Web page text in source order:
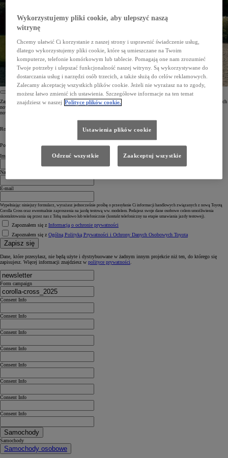
Zapisz się do newslettera, aby otrzymać dostęp do ekskluzywnych treści, w tym zapowiedzi i ofert dotyczących
nowej Toyoty Corolli Cross. Dołącz do wspólnej, ekscytującej podróży w przyszłość i nie przegap żadnej
nowości!
Rozpocznij ekscytującą podróż. Zapisz się do newslettera Toyoty już dziś.
Powiedz nam coś o sobie
Imię
Nazwisko
E-mail
Wypełniając niniejszy formularz, wyrażasz jednocześnie prośbę o przesyłanie Ci informacji handlowych związanych z nową Toyotą
Corolla Cross oraz ewentualnie zaproszenia na jazdę testową ww. modelem. Podajesz swoje dane osobowe celem umożliwienia
skontaktowania się przez nas z Tobą mailowo lub telefonicznie (kontakt telefoniczny na etapie umawiania jazdy testowej).
Zapoznałem się z Informacją o ochronie prywatności
Zapoznałem się z Ogólną Polityką Prywatności i Ochrony Danych Osobowych Toyota
Zapisz się
Dane, które przesyłasz, nie będą użyte i dystrybuowane w żadnym innym projekcie niż ten, do którego się
zapisujesz. Więcej informacji znajdziesz w polityce prywatności.
Form campaign
Consent Info
Consent Info
Consent Info
Consent Info
Consent Info
Consent Info
Consent Info
Consent Info
Samochody
Samochody
Samochody osobowe
Wykorzystujemy pliki cookie, aby ulepszyć naszą
witrynę
Chcemy ułatwić Ci korzystanie z naszej strony i usprawnić świadczenie usług,
dlatego wykorzystujemy pliki cookie, które są umieszczane na Twoim
komputerze, telefonie komórkowym lub tablecie. Pomagają one nam zrozumieć
Twoje potrzeby i ulepszać funkcjonalność naszej witryny. Są wykorzystywane do
dostarczania usług i narzędzi osób trzecich, a także służą do celów reklamowych.
Zalecamy akceptację wszystkich plików cookie. Jeżeli nie wyrażasz na to zgody,
możesz łatwo zmienić ich ustawienia. Szczegółowe informacje na ten temat
znajdziesz w naszej Polityce plików cookie.
Ustawienia plików cookie
Odrzuć wszystkie Zaakceptuj wszystkie